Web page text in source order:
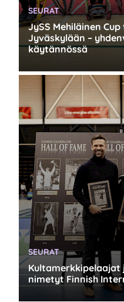
JySS Mehiläinen
Jyväskylään –
käytännössä
KATEGORIA:
SEURAT
Kultamerkkipelaajat
nimetyt Finnish
KATEGORIA:
SEURAT